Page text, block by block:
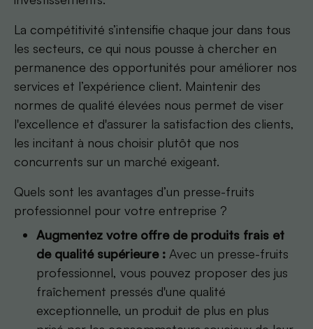
La compétitivité s’intensifie chaque jour dans tous
les secteurs, ce qui nous pousse à chercher en
permanence des opportunités pour améliorer nos
services et l’expérience client. Maintenir des
normes de qualité élevées nous permet de viser
l'excellence et d'assurer la satisfaction des clients,
les incitant à nous choisir plutôt que nos
concurrents sur un marché exigeant.
Quels sont les avantages d’un presse-fruits
professionnel pour votre entreprise ?
Augmentez votre offre de produits frais et
de qualité supérieure : Avec un presse-fruits
professionnel, vous pouvez proposer des jus
fraîchement pressés d'une qualité
exceptionnelle, un produit de plus en plus